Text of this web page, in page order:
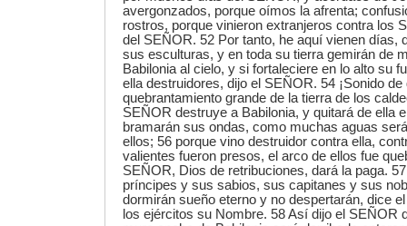
avergonzados, porque oímos la afrenta;
rostros, porque vinieron extranjeros contra los
del SEÑOR. 52 Por tanto, he aquí vienen días,
sus esculturas, y en toda su tierra gemirán de
Babilonia al cielo, y si fortaleciere en lo alto su
ella destruidores, dijo el SEÑOR. 54 ¡Sonido
quebrantamiento grande de la tierra de los
SEÑOR destruye a Babilonia, y quitará de ella
bramarán sus ondas, como muchas aguas
ellos; 56 porque vino destruidor contra ella,
valientes fueron presos, el arco de ellos fue
SEÑOR, Dios de retribuciones, dará la paga.
príncipes y sus sabios, sus capitanes y sus
dormirán sueño eterno y no despertarán, dice
los ejércitos su Nombre. 58 Así dijo el SEÑOR